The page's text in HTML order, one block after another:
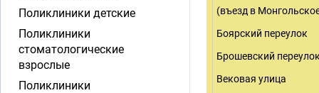
(въезд в
Боярский переулок
Брошевский
Вековая улица
Поликлиники детские
Поликлиники
стоматологические
взрослые
Поликлиники